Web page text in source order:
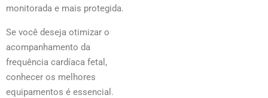
monitorada e mais protegida.
Se você deseja otimizar o
acompanhamento da
frequência cardíaca fetal,
conhecer os melhores
equipamentos é essencial.